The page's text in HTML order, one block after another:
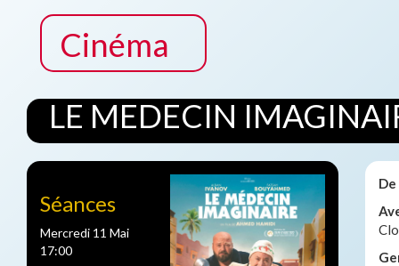
Cinéma
LE MEDECIN
Séances
Mercredi 11 Mai
17:00
De